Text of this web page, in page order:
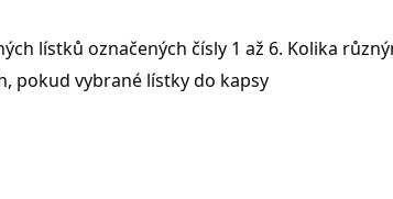
lístků označených čísly 1 až 6. Kolika
pokud vybrané lístky do kapsy